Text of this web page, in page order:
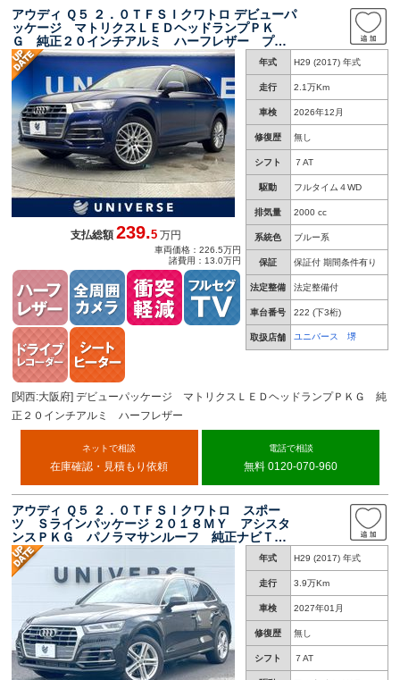
アウディ Ｑ５ ２．０ＴＦＳＩクワトロ デビューパ
ッケージ マトリクスＬＥＤヘッドランプＰＫ
Ｇ 純正２０インチアルミ ハーフレザー プラ
イバシーガラス 全周囲カメラ レーダークルー
ズ 電動リアゲート シートヒーター パワーシ
ート
年式 H29 (2017) 年式
走行 2.1万Km
車検 2026年12月
修復歴 無し
シフト ７AT
駆動 フルタイム４WD
排気量 2000 cc
系統色 ブルー系
保証 保証付 期間条件有り
法定整備 法定整備付
車台番号 222 (下3桁)
取扱店舗 ユニバース 堺
支払総額239.5 万円
車両価格：226.5万円
諸費用：13.0万円
[関西:大阪府] デビューパッケージ マトリクスＬＥＤヘッドランプＰＫＧ 純
正２０インチアルミ ハーフレザー
ネットで相談
在庫確認・見積もり依頼
電話で相談
無料 0120-070-960
アウディ Ｑ５ ２．０ＴＦＳＩクワトロ スポー
ツ Ｓラインパッケージ ２０１８ＭＹ アシスタ
ンスＰＫＧ パノラマサンルーフ 純正ナビＴ
Ｖ ３６０度カメラ アドバンスドキー パワー
シート シートヒーター アダプティブクルコ
ン パワーバックドア 純正１９インチＡＷ 禁
年式 H29 (2017) 年式
走行 3.9万Km
車検 2027年01月
修復歴 無し
シフト ７AT